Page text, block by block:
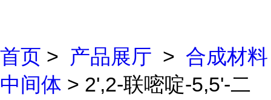
首页 > 产品展厅 > 合成材料
中间体 > 2',2-联嘧啶-5,5'-二